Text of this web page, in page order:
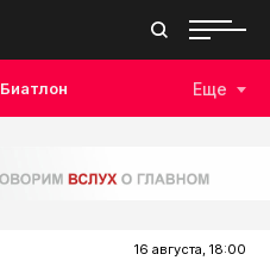
Биатлон Еще
16 августа, 18:00